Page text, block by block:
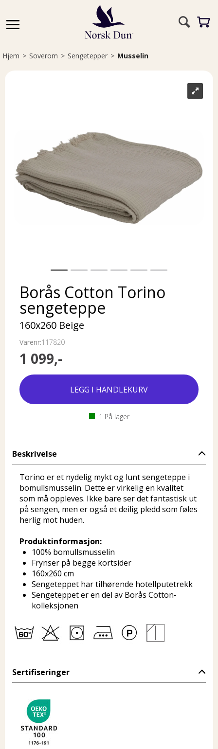
Hjem>Soverom>Sengetepper>Musselin
Borås Cotton Torino
sengeteppe
160x260 Beige
Varenr:117820
1 099,-
1 På lager
Beskrivelse
Torino er et nydelig mykt og lunt sengeteppe i
bomullsmusselin. Dette er virkelig en kvalitet
som må oppleves. Ikke bare ser det fantastisk ut
på sengen, men er også et deilig pledd som føles
herlig mot huden.
Produktinformasjon:
100% bomullsmusselin
Frynser på begge kortsider
160x260 cm
Sengeteppet har tilhørende hotellputetrekk
Sengeteppet er en del av Borås Cotton-
kolleksjonen
Sertifiseringer